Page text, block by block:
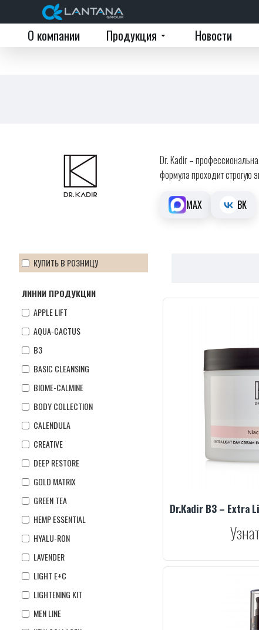
О компании Продукция Новости
Dr. Kadir –
формула проходит строгую
MAX ВК
ЛИНИИ ПРОДУКЦИИ
APPLE LIFT
AQUA-CACTUS
B3
BASIC CLEANSING
BIOME-CALMINE
BODY COLLECTION
CALENDULA
CREATIVE
DEEP RESTORE
GOLD MATRIX
GREEN TEA
HEMP ESSENTIAL
HYALU-RON
LAVENDER
LIGHT E+C
LIGHTENING KIT
MEN LINE
КУПИТЬ В РОЗНИЦУ